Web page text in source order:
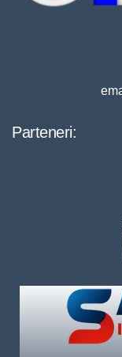
Parteneri: